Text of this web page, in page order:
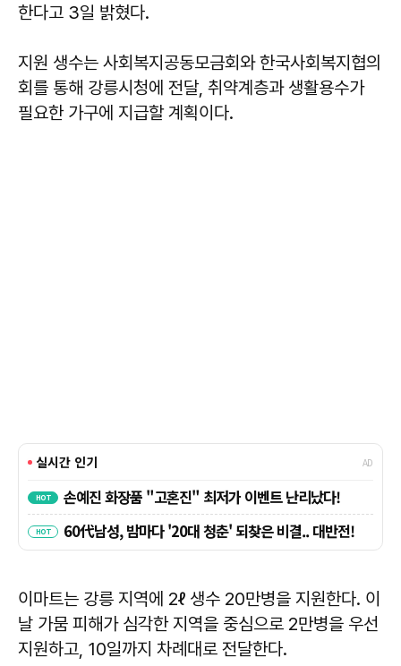
한다고 3일 밝혔다.
지원 생수는 사회복지공동모금회와 한국사회복지협의
회를 통해 강릉시청에 전달, 취약계층과 생활용수가
필요한 가구에 지급할 계획이다.
이마트는 강릉 지역에 2ℓ 생수 20만병을 지원한다. 이
날 가뭄 피해가 심각한 지역을 중심으로 2만병을 우선
지원하고, 10일까지 차례대로 전달한다.